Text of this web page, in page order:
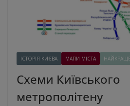
ІСТОРІЯ КИЄВА МАПИ МІСТА НАЙКРАЩЕ
Схеми Київського
метрополітену